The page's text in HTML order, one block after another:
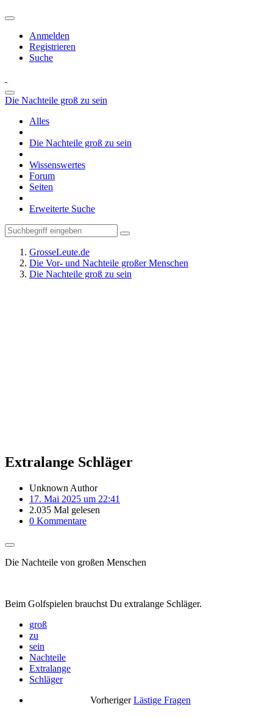
Anmelden
Registrieren
Suche
Die Nachteile groß zu sein
Alles
Die Nachteile groß zu sein
Wissenswertes
Forum
Seiten
Erweiterte Suche
GrosseLeute.de
Die Vor- und Nachteile großer Menschen
Die Nachteile groß zu sein
Extralange Schläger
Unknown Author
17. Mai 2025 um 22:41
2.035 Mal gelesen
0 Kommentare
Die Nachteile von großen Menschen
Beim Golfspielen brauchst Du extralange Schläger.
groß
zu
sein
Nachteile
Extralange
Schläger
Vorheriger Lästige Fragen